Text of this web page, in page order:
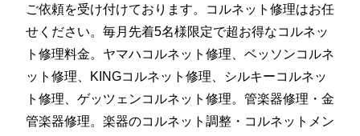
ご依頼を受け付けております。コルネット修理はお任
せください。毎月先着5名様限定で超お得なコルネッ
ト修理料金。ヤマハコルネット修理、ベッソンコルネ
ット修理、KINGコルネット修理、シルキーコルネッ
ト修理、ゲッツェンコルネット修理。管楽器修理・金
管楽器修理。楽器のコルネット調整・コルネットメン